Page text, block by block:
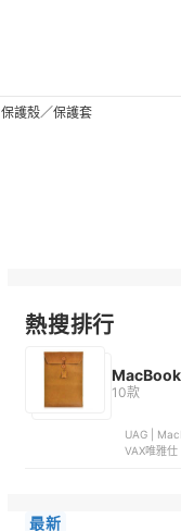
保護殼／保護套
熱搜排行
10款
UAG | MacBook Pro 耐衝擊保護
最新